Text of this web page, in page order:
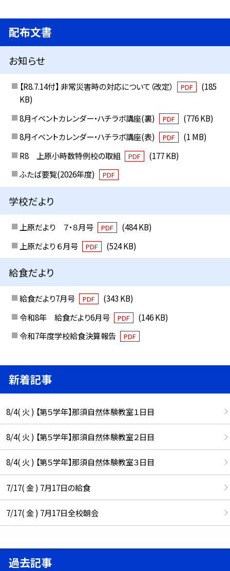
配布文書
お知らせ
【R8.7.14付】 非常災害時の対応について（改定） PDF
(185
KB)
8月イベントカレンダー・ハチラボ講座(裏)
PDF
(776 KB)
8月イベントカレンダー・ハチラボ講座(表)
PDF
(1 MB)
R8 上原小時数特例校の取組
PDF
(177 KB)
ふたば要覧(2026年度)
PDF
学校だより
上原だより ７・８月号 PDF
(484 KB)
上原だより ６月号
PDF (524 KB)
給食だより
給食だより7月号 PDF
(343 KB)
令和8年 給食だより6月号
PDF
(146 KB)
令和7年度学校給食決算報告
PDF
新着記事
8/4( 火 ) 【第５学年】那須自然体験教室１日目
8/4( 火 ) 【第５学年】那須自然体験教室２日目
8/4( 火 ) 【第５学年】那須自然体験教室３日目
7/17( 金 ) 7月17日の給食
7/17( 金 ) 7月17日全校朝会
過去記事